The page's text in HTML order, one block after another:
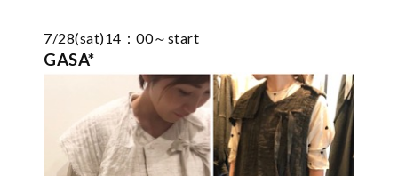
7/28(sat)14：00～start
GASA*